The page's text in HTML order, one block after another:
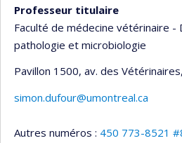
Professeur titulaire
Faculté de médecine vétérinaire
pathologie et microbiologie
Pavillon 1500, av. des Vétérinaires
simon.dufour@umontreal.ca
Autres numéros : 450 773-8521